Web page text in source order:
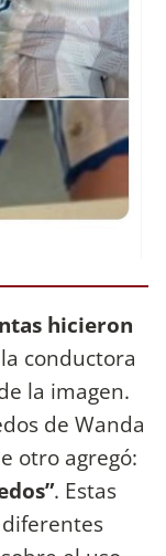
hicieron
conductora
la imagen.
de Wanda
otro agregó:
. Estas